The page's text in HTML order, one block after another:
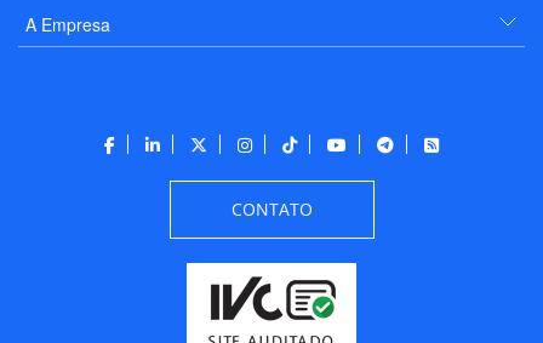
A Empresa
CONTATO